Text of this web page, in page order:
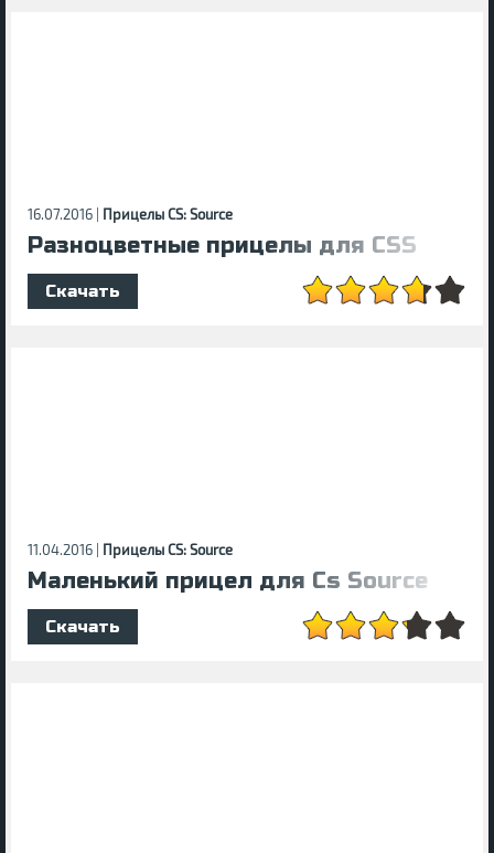
16.07.2016 | Прицелы CS: Source
Разноцветные прицелы для CSS
Скачать
11.04.2016 | Прицелы CS: Source
Маленький прицел для Cs Source
Скачать